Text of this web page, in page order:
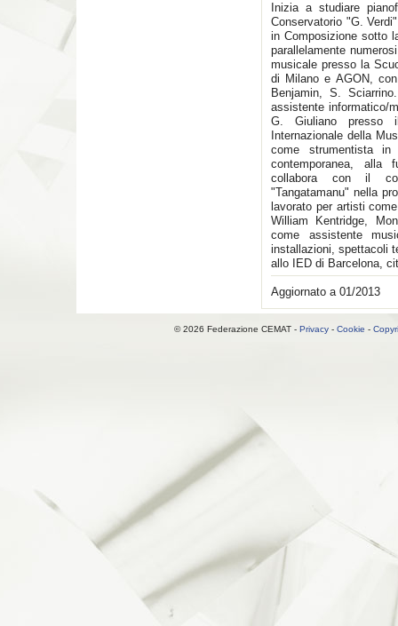
Inizia a studiare
Conservatorio "G.
in Composizione sotto
parallelamente
musicale presso la
di Milano e AGON,
Benjamin, S.
assistente informatico/
G. Giuliano presso
Internazionale della
come strumentista in
contemporanea, alla
collabora con il
"Tangatamanu" nella
lavorato per artisti
William Kentridge,
come assistente
installazioni, spettacoli
allo IED di Barcelona,
Aggiornato a 01/2013
© 2026 Federazione CEMAT - Privacy- Cookie -